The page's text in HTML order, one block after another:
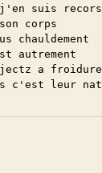
suis recors
corps
chauldement
autrement
a froidure